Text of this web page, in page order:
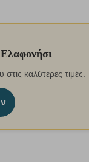
καλύτερες τιμές.